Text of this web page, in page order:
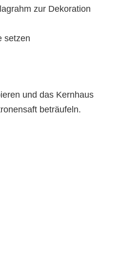
zur Dekoration
setzen
und das Kernhaus
beträufeln.